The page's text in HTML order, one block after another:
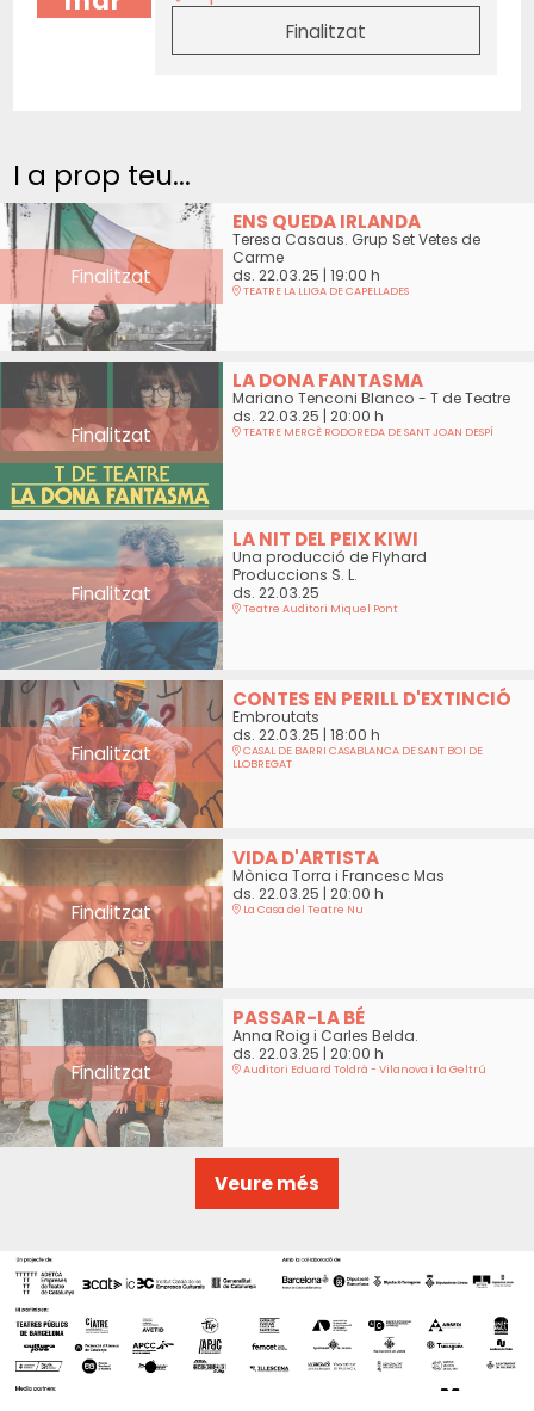
Finalitzat
I a prop teu...
Finalitzat
ENS QUEDA IRLANDA
Teresa Casaus. Grup Set Vetes de
Carme
ds. 22.03.25 | 19:00 h
TEATRE LA LLIGA DE CAPELLADES
Finalitzat
LA DONA FANTASMA
Mariano Tenconi Blanco - T de Teatre
ds. 22.03.25 | 20:00 h
TEATRE MERCÈ RODOREDA DE SANT JOAN DESPÍ
Finalitzat
LA NIT DEL PEIX KIWI
Una producció de Flyhard
Produccions S. L.
ds. 22.03.25
Teatre Auditori Miquel Pont
Finalitzat
CONTES EN PERILL D'EXTINCIÓ
Embroutats
ds. 22.03.25 | 18:00 h
CASAL DE BARRI CASABLANCA DE SANT BOI DE
LLOBREGAT
Finalitzat
VIDA D'ARTISTA
Mònica Torra i Francesc Mas
ds. 22.03.25 | 20:00 h
La Casa del Teatre Nu
Finalitzat
PASSAR-LA BÉ
Anna Roig i Carles Belda.
ds. 22.03.25 | 20:00 h
Auditori Eduard Toldrà - Vilanova i la Geltrú
Veure més